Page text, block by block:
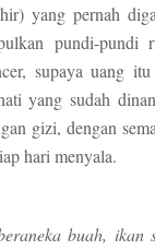
yang pernah
pundi-pundi
supaya uang
yang sudah
gizi, dengan
hari menyala.
buah, ikan